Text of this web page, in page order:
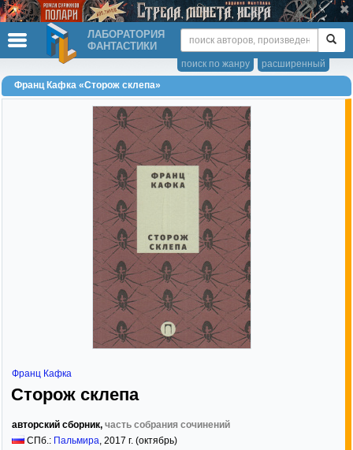
ЛАБОРАТОРИЯ
ФАНТАСТИКИ
расширенный
поиск по жанру
Франц Кафка «Сторож склепа»
Франц Кафка
Сторож склепа
авторский сборник, часть собрания сочинений
СПб.: Пальмира, 2017 г. (октябрь)